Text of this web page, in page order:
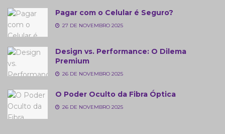
Pagar com o Celular é Seguro?
27 DE NOVEMBRO 2025
Design vs. Performance: O Dilema
Premium
26 DE NOVEMBRO 2025
O Poder Oculto da Fibra Óptica
26 DE NOVEMBRO 2025